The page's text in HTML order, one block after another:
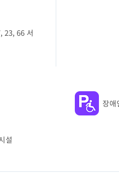
23, 66 서
장애
설